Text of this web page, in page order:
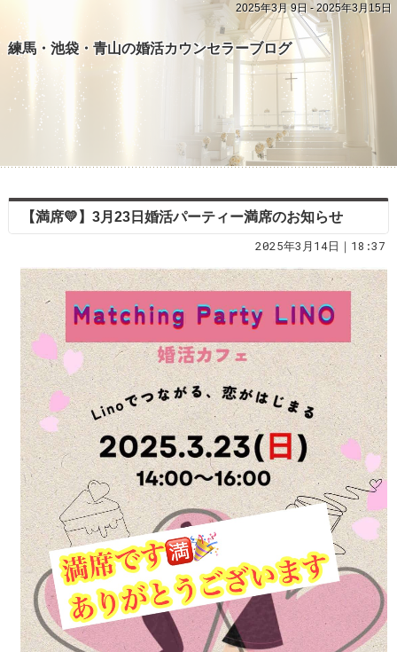
2025年3月 9日 - 2025年3月15日
練馬・池袋・青山の婚活カウンセラーブログ
【満席💛】3月23日婚活パーティー満席のお知らせ
2025年3月14日｜18:37